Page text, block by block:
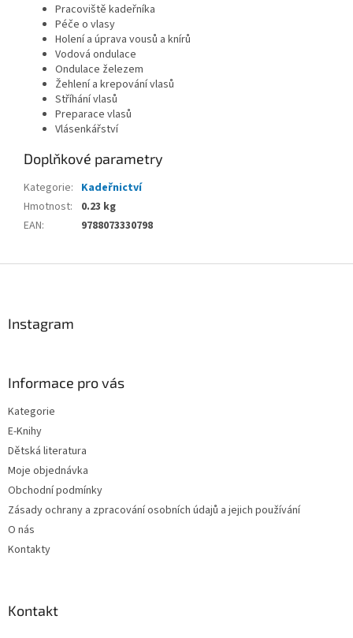
Pracoviště kadeřníka
Péče o vlasy
Holení a úprava vousů a knírů
Vodová ondulace
Ondulace železem
Žehlení a krepování vlasů
Stříhání vlasů
Preparace vlasů
Vlásenkářství
Doplňkové parametry
Kategorie: Kadeřnictví
Hmotnost:
0.23 kg
EAN: 9788073330798
Instagram
Informace pro vás
Kategorie
E-Knihy
Dětská literatura
Moje objednávka
Obchodní podmínky
Zásady ochrany a zpracování osobních údajů a jejich používání
O nás
Kontakty
Kontakt